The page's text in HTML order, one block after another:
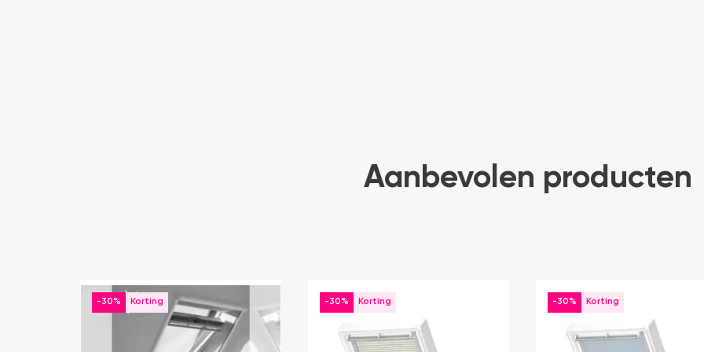
Aanbevolen producten
-30% -30% -30%